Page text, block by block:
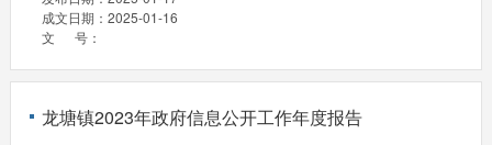
成文日期： 2025-01-16
文 号：
龙塘镇2023年政府信息公开工作年度报告